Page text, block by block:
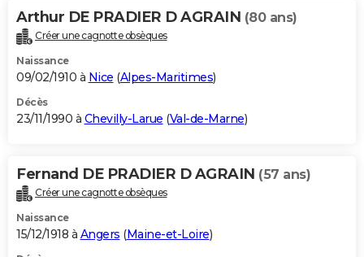
Arthur DE PRADIER D AGRAIN (80 ans)
Créer une cagnotte obsèques
Naissance
09/02/1910 à Nice (Alpes-Maritimes)
Décès
23/11/1990 à Chevilly-Larue (Val-de-Marne)
Fernand DE PRADIER D AGRAIN (57 ans)
Créer une cagnotte obsèques
Naissance
15/12/1918 à Angers (Maine-et-Loire)